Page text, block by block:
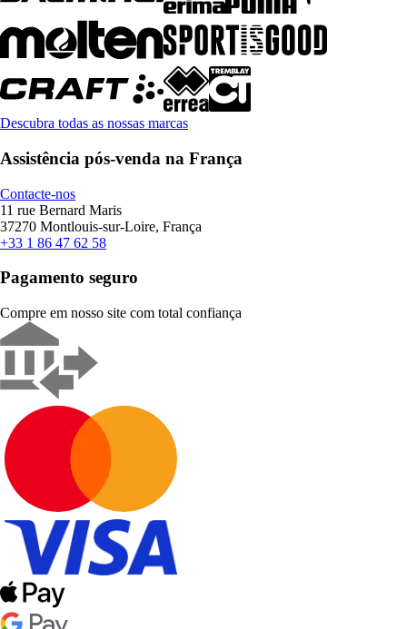
Descubra todas as nossas marcas
Assistência pós-venda na França
Contacte-nos
11 rue Bernard Maris
37270 Montlouis-sur-Loire, França
+33 1 86 47 62 58
Pagamento seguro
Compre em nosso site com total confiança